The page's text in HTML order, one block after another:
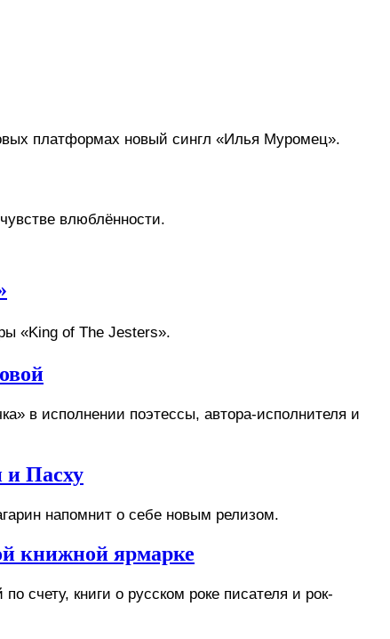
платформах новый сингл «Илья Муромец».
влюблённости.
«King of The Jesters».
в исполнении поэтессы, автора-исполнителя и
и Пасху
напомнит о себе новым релизом.
книжной ярмарке
счету, книги о русском роке писателя и рок-